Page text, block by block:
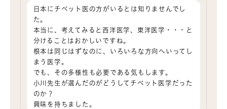
日本にチベット医の方がいるとは知りませんでし
た。
本当に、考えてみると西洋医学、東洋医学・・・と
分けることはおかしいですね。
根本は同じはずなのに、いろいろな方向へいってし
まう医学。
でも、その多様性も必要である気もします。
小川先生が選んだのがどうしてチベット医学だった
のか？
興味を持ちました。